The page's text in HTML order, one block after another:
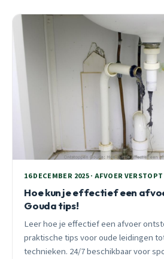
16 DECEMBER 2025 · AFVOER
Hoe kun je effectief een
Gouda tips!
Leer hoe je effectief een afvoer
praktische tips voor oude leidingen
technieken. 24/7 beschikbaar voor